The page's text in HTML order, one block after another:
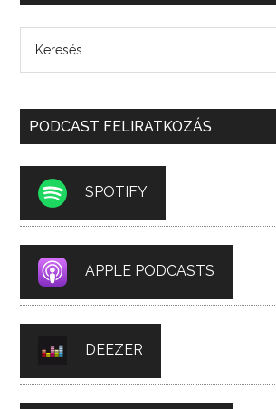
PODCAST FELIRATKOZÁS
SPOTIFY
APPLE PODCASTS
DEEZER